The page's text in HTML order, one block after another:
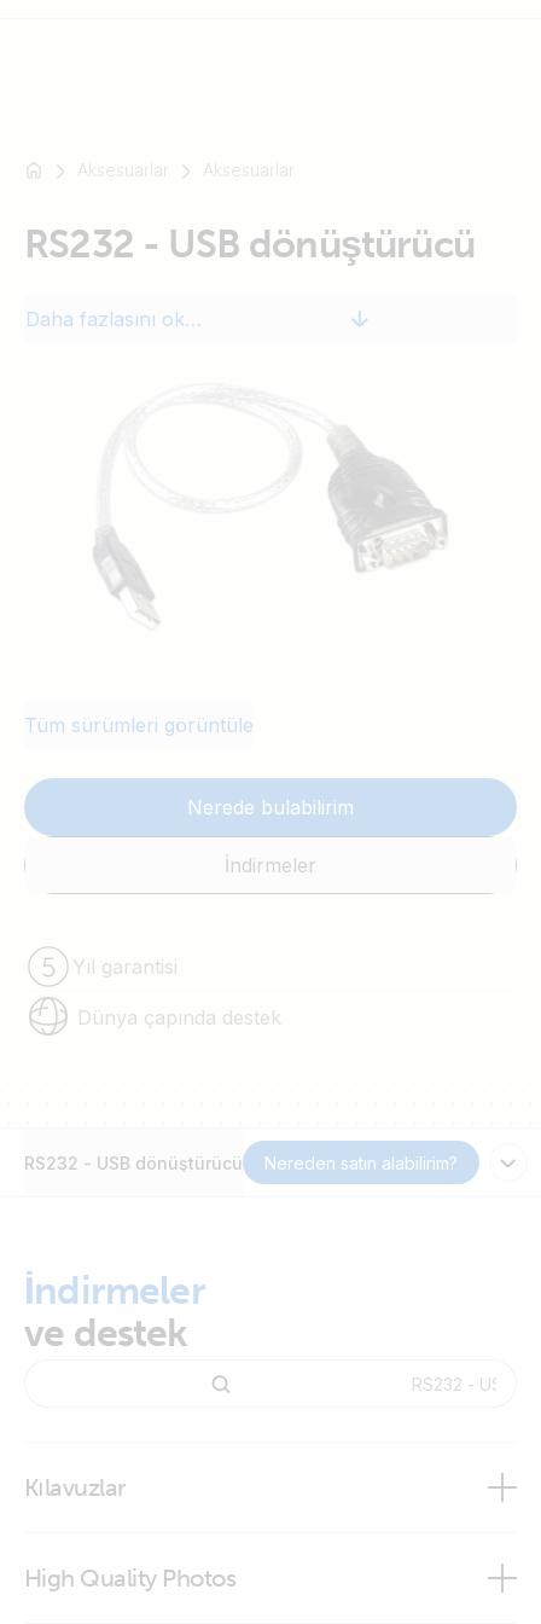
Mesela
Multiplus-
Aksesuarlar Aksesuarlar
RS232 - USB dönüştürücü
Daha fazlasını okuyun
Tüm sürümleri görüntüle
Nerede bulabilirim
İndirmeler
Yıl garantisi
Dünya çapında destek
RS232 - USB dönüştürücü Nereden satın alabilirim?
İndirmeler
ve destek
Kılavuzlar
High Quality Photos